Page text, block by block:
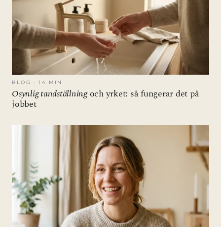
BLOG · 14 MIN
Osynlig tandställningoch yrket: så fungerar det på
jobbet